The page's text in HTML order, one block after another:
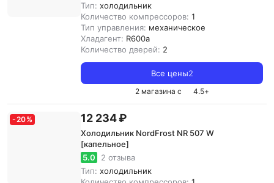
Тип: холодильник
Количество компрессоров: 1
Тип управления: механическое
Хладагент: R600a
Количество дверей: 2
Все цены2
2 магазина с 4.5+
-20% 12 234 ₽
Холодильник NordFrost NR 507 W
[капельное]
5.0
2 отзыва
Тип: холодильник